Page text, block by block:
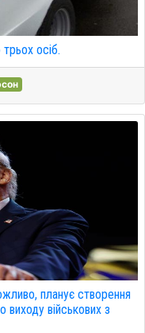
осіб.
планує створення
виходу військових з